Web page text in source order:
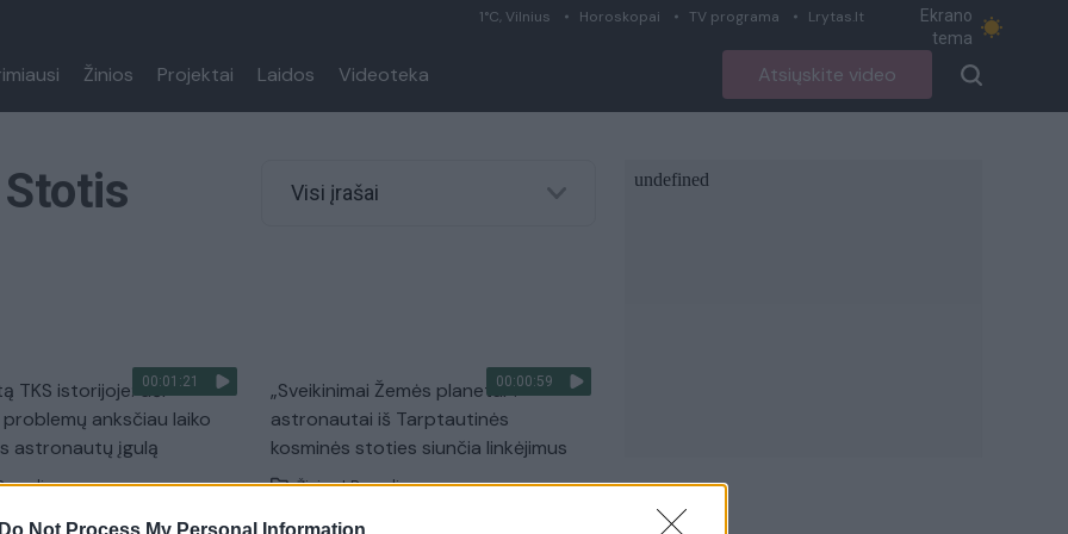
Do Not Process My Personal Information
1°C, Vilnius Horoskopai TV programa Lrytas.lt
Ekrano
tema
Žinios Projektai Laidos Videoteka Atsiųskite video
Visi įrašai
00:01:21
TKS istorijoje: dėl
anksčiau laiko
astronautų įgulą
00:00:59
„Sveikinimai Žemės planetai“:
astronautai iš Tarptautinės
kosminės stoties siunčia linkėjimus
Žinios | Pasaulis